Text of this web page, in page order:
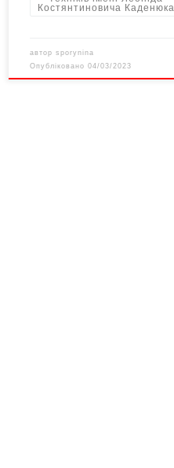
Костянтиновича Каденюка
авторsporynina
Опубліковано04/03/2023